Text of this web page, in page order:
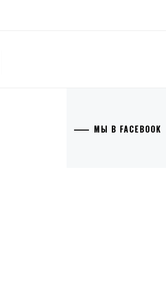
МЫ В FACEBOOK